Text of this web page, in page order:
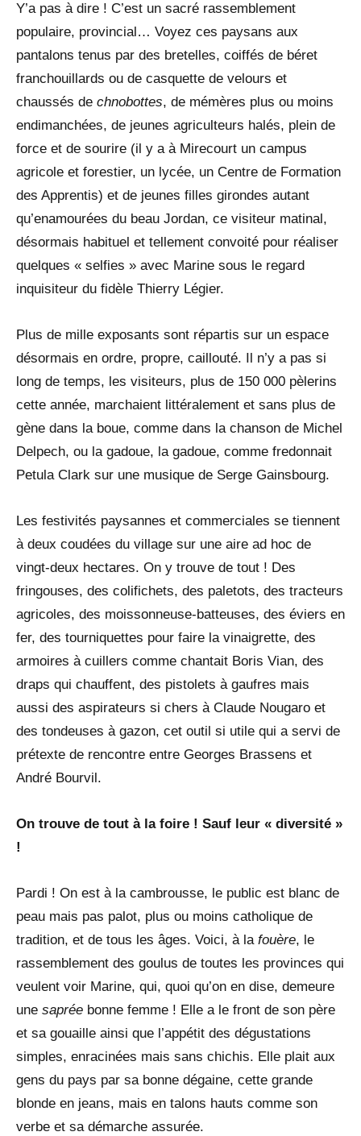
Y’a pas à dire ! C’est un sacré rassemblement
populaire, provincial… Voyez ces paysans aux
pantalons tenus par des bretelles, coiffés de béret
franchouillards ou de casquette de velours et
chaussés de chnobottes, de mémères plus ou moins
endimanchées, de jeunes agriculteurs halés, plein de
force et de sourire (il y a à Mirecourt un campus
agricole et forestier, un lycée, un Centre de Formation
des Apprentis) et de jeunes filles girondes autant
qu’enamourées du beau Jordan, ce visiteur matinal,
désormais habituel et tellement convoité pour réaliser
quelques « selfies » avec Marine sous le regard
inquisiteur du fidèle Thierry Légier.
Plus de mille exposants sont répartis sur un espace
désormais en ordre, propre, caillouté. Il n’y a pas si
long de temps, les visiteurs, plus de 150 000 pèlerins
cette année, marchaient littéralement et sans plus de
gène dans la boue, comme dans la chanson de Michel
Delpech, ou la gadoue, la gadoue, comme fredonnait
Petula Clark sur une musique de Serge Gainsbourg.
Les festivités paysannes et commerciales se tiennent
à deux coudées du village sur une aire ad hoc de
vingt-deux hectares. On y trouve de tout ! Des
fringouses, des colifichets, des paletots, des tracteurs
agricoles, des moissonneuse-batteuses, des éviers en
fer, des tourniquettes pour faire la vinaigrette, des
armoires à cuillers comme chantait Boris Vian, des
draps qui chauffent, des pistolets à gaufres mais
aussi des aspirateurs si chers à Claude Nougaro et
des tondeuses à gazon, cet outil si utile qui a servi de
prétexte de rencontre entre Georges Brassens et
André Bourvil.
On trouve de tout à la foire ! Sauf leur « diversité »
!
Pardi ! On est à la cambrousse, le public est blanc de
peau mais pas palot, plus ou moins catholique de
tradition, et de tous les âges. Voici, à la fouère, le
rassemblement des goulus de toutes les provinces qui
veulent voir Marine, qui, quoi qu’on en dise, demeure
une saprée bonne femme ! Elle a le front de son père
et sa gouaille ainsi que l’appétit des dégustations
simples, enracinées mais sans chichis. Elle plait aux
gens du pays par sa bonne dégaine, cette grande
blonde en jeans, mais en talons hauts comme son
verbe et sa démarche assurée.